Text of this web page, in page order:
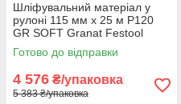
Шліфувальний матеріал у
рулоні 115 мм x 25 м P120
GR SOFT Granat Festool
497091
Готово до відправки
4 576 ₴/упаковка
5 383 ₴/упаковка